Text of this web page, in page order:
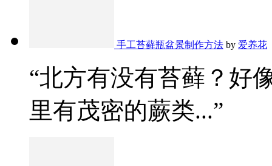
手工苔藓瓶盆景制作方法 by 爱养花
“北方有没有苔藓？好
里有茂密的蕨类...”